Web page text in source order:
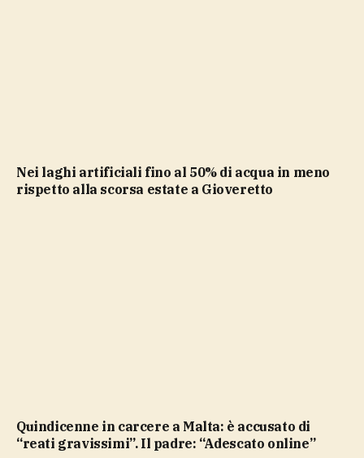
Nei laghi artificiali fino al 50% di acqua in meno
rispetto alla scorsa estate a Gioveretto
Quindicenne in carcere a Malta: è accusato di
“reati gravissimi”. Il padre: “Adescato online”